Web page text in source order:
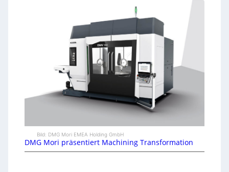
Bild: DMG Mori EMEA Holding GmbH
DMG Mori präsentiert Machining Transformation